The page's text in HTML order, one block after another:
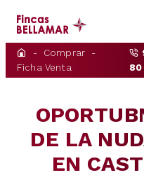
Comprar
Ficha Venta
80
DE LA
EN